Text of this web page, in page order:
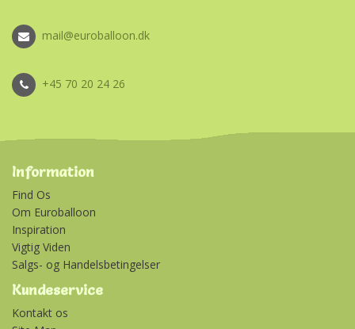
mail@euroballoon.dk
+45 70 20 24 26
Information
Find Os
Om Euroballoon
Inspiration
Vigtig Viden
Salgs- og Handelsbetingelser
Kundeservice
Kontakt os